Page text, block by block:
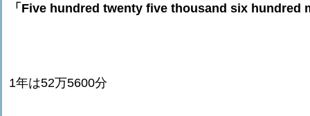
「Five hundred twenty five thousand six hundred
1年は52万5600分